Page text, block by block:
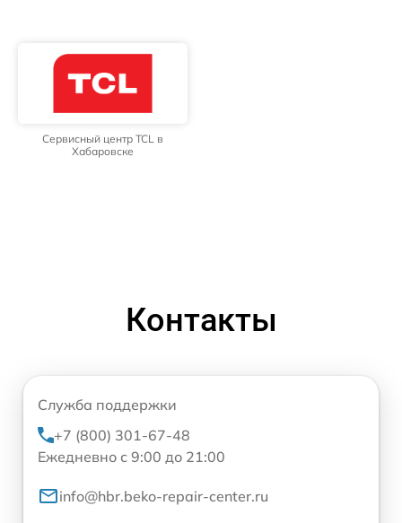
Сервисный центр TCL в
Хабаровске
Контакты
Служба поддержки
+7 (800) 301-67-48
Ежедневно с 9:00 до 21:00
info@hbr.beko-repair-center.ru